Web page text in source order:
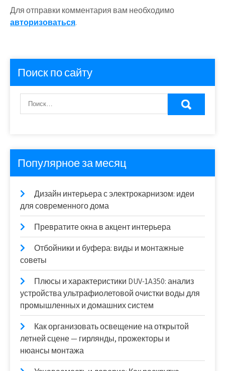
Для отправки комментария вам необходимо
авторизоваться.
Поиск по сайту
Популярное за месяц
Дизайн интерьера с электрокарнизом: идеи
для современного дома
Превратите окна в акцент интерьера
Отбойники и буфера: виды и монтажные
советы
Плюсы и характеристики DUV-1A350: анализ
устройства ультрафиолетовой очистки воды для
промышленных и домашних систем
Как организовать освещение на открытой
летней сцене — гирлянды, прожекторы и
нюансы монтажа